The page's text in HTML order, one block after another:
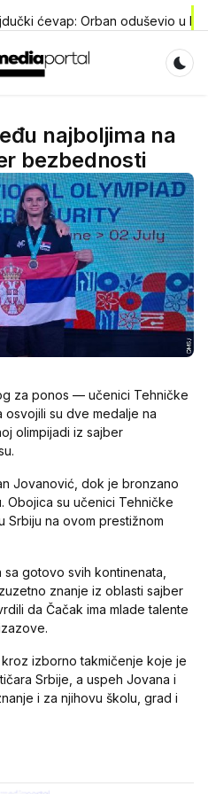
ćevap: Orban oduševio u
najboljima na
bezbednosti
za ponos — učenici Tehničke
su dve medalje na
olimpijadi iz sajber
Jovanović, dok je bronzano
Obojica su učenici Tehničke
Srbiju na ovom prestižnom
gotovo svih kontinenata,
znanje iz oblasti sajber
da Čačak ima mlade talente
izborno takmičenje koje je
Srbije, a uspeh Jovana i
i za njihovu školu, grad i